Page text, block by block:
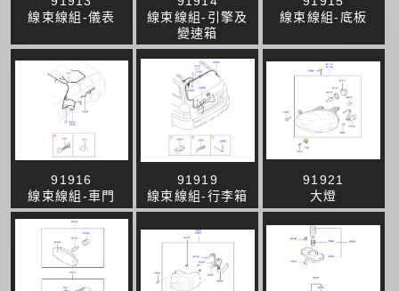
線束線組-儀表
線束線組-引擎及
變速箱
線束線組-底板
91916
線束線組-車門
91919
線束線組-行李箱
91921
大燈